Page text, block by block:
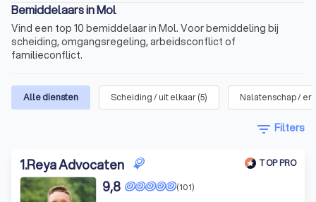
Bemiddelaars in Mol
Vind een top 10 bemiddelaar in Mol. Voor bemiddeling bij
scheiding, omgangsregeling, arbeidsconflict of
familieconflict.
Alle diensten Scheiding / uit elkaar(5) Nalatenschap /
filter_list Filters
1.Reya Advocaten TOP PRO
(101)
9,8